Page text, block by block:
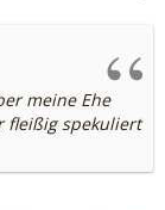
meine Ehe
fleißig spekuliert